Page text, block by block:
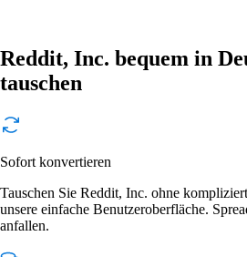
Reddit, Inc. bequem in
tauschen
Sofort konvertieren
Tauschen Sie Reddit, Inc. ohne
unsere einfache Benutzeroberfläche.
anfallen.